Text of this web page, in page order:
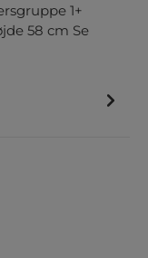
1+
58 cm Se